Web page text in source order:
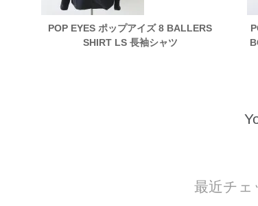
POP EYES ポップアイズ 8 BALLERS
SHIRT LS 長袖シャツ
最近チェ